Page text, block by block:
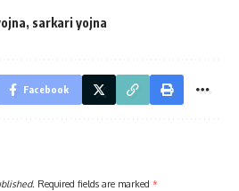
, sarkari yojna
Facebook
Required fields are marked *